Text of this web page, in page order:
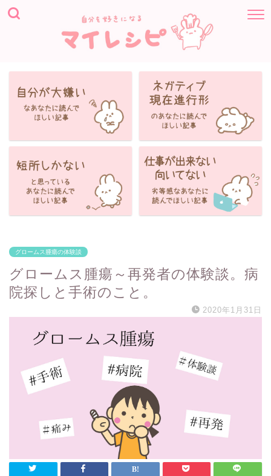
グロームス腫瘍の体験談
グロームス腫瘍～再発者の体験談。病
院探しと手術のこと。
2020年1月31日